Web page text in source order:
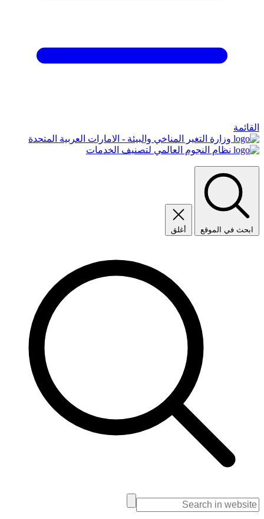
القائمة
وزارة التغير المناخي والبيئة - الامارات العربية المتحدة
نظام النجوم العالمي لتصنيف الخدمات
ابحث في الموقع أغلق